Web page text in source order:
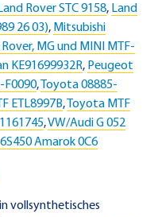
Rover STC 9158, Land
26 03), Mitsubishi
Rover, MG und MINI MTF-
KE91699932R, Peugeot
F0090,Toyota 08885-
ETL8997B,Toyota MTF
,VW/Audi G 052
Amarok 0C6
vollsynthetisches